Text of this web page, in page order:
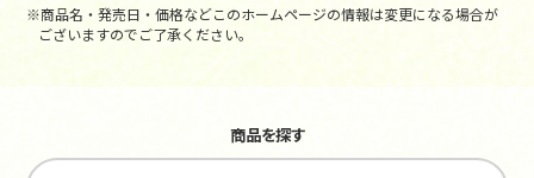
※商品名・発売日・価格などこのホームページの情報は変更になる場合が
ございますのでご了承ください。
商品を探す